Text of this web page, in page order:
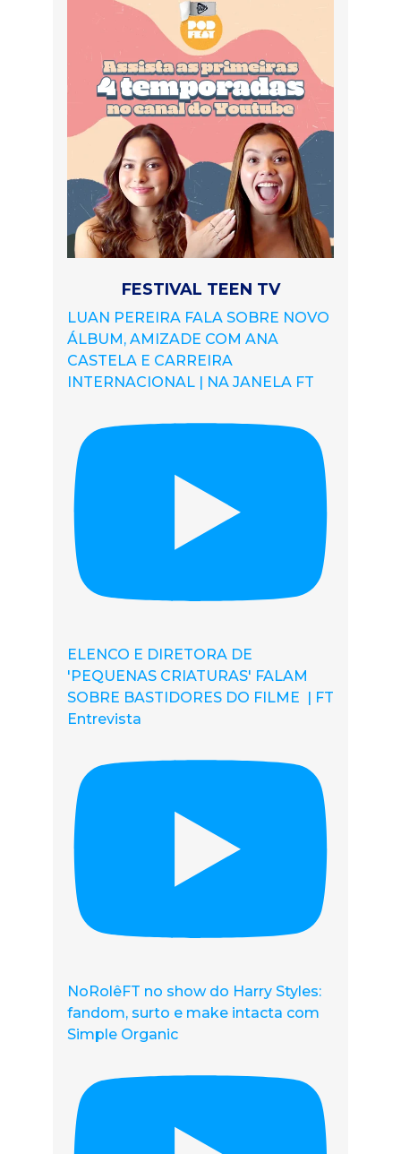
FESTIVAL TEEN TV
LUAN PEREIRA FALA SOBRE NOVO
ÁLBUM, AMIZADE COM ANA
CASTELA E CARREIRA
INTERNACIONAL | NA JANELA FT
ELENCO E DIRETORA DE
'PEQUENAS CRIATURAS' FALAM
SOBRE BASTIDORES DO FILME | FT
Entrevista
NoRolêFT no show do Harry Styles:
fandom, surto e make intacta com
Simple Organic